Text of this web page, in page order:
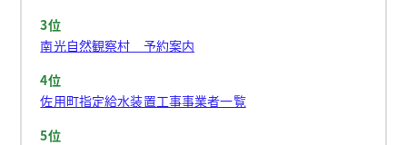
3位
南光自然観察村 予約案内
4位
佐用町指定給水装置工事事業者一覧
5位